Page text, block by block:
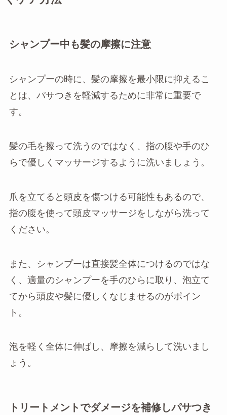
シャンプー中も髪の摩擦に注意
シャンプーの時に、髪の摩擦を最小限に抑えるこ
とは、パサつきを軽減するために非常に重要で
す。
髪の毛を擦って洗うのではなく、指の腹や手のひ
らで優しくマッサージするように洗いましょう。
爪を立てると頭皮を傷つける可能性もあるので、
指の腹を使って頭皮マッサージをしながら洗って
ください。
また、シャンプーは直接髪全体につけるのではな
く、適量のシャンプーを手のひらに取り、泡立て
てから頭皮や髪に優しくなじませるのがポイン
ト。
泡を軽く全体に伸ばし、摩擦を減らして洗いまし
ょう。
トリートメントでダメージを補修しパサつき